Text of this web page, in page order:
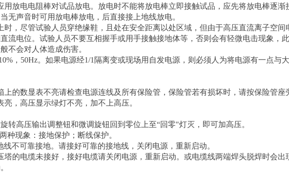
用放电电阻棒对试品放电。放电时不能将放电棒立即接触试品，应先将放电棒逐
无声音时可用放电棒放电，后直接接上地线放电。
时，尽管试验人员穿绝缘鞋，且处在安全距离以处区域，但由于高压直流离子空
流电位。试验人员不要互相握手或用手接触接地体等，否则会有轻微电击现象，
不会对人体造成伤害。
，50Hz。如果电源经1/1隔离变或现场用自发电源，则必须人为将电源有一点与大
上的数显表不亮请检查电源连线及所有保险管，保险管若有损坏时，请按保险管座
，高压显示绿灯不亮，加不上高压。
转高压输出调整钮和微调旋钮回到零位上至“回零"灯灭，即可加高压。
种现象：接地保护；断线保护。
不可靠接地。请接好可靠的接地线，关闭电源，重新启动。
塔的电缆未接好，接好电缆请关闭电源，重新启动。或电缆线两端焊头脱焊时会